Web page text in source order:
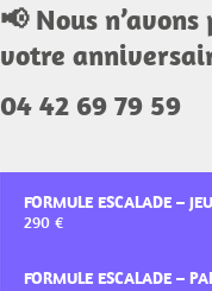
📢 Nous
votre
04 42 69 79 59
FORMULE ESCALADE –
FORMULE ESCALADE –